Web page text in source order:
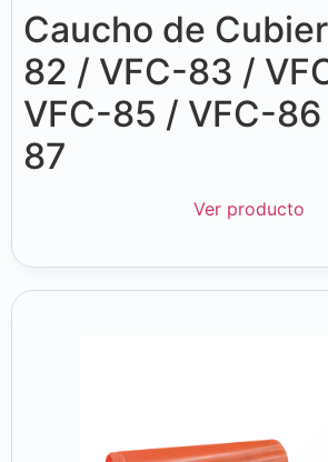
Caucho de
82 / VFC-83 /
VFC-85 / VFC-
87
Ver producto